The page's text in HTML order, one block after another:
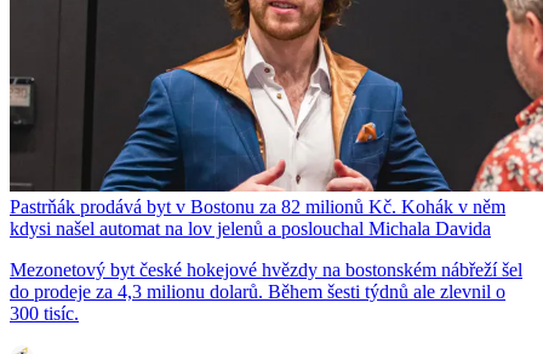
Pastrňák prodává byt v Bostonu za 82 milionů Kč. Kohák v něm
kdysi našel automat na lov jelenů a poslouchal Michala Davida
Mezonetový byt české hokejové hvězdy na bostonském nábřeží šel
do prodeje za 4,3 milionu dolarů. Během šesti týdnů ale zlevnil o
300 tisíc.